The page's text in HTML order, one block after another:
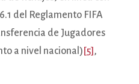
del Reglamento FIFA
de Jugadores
a nivel nacional) [5] ,